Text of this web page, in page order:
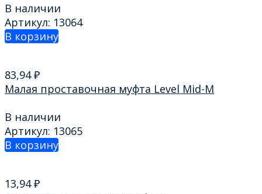
В наличии
Артикул: 13064
В корзину
83,94₽
Малая проставочная муфта Level Mid-M
В наличии
Артикул: 13065
В корзину
13,94₽